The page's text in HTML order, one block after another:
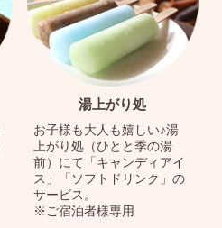
湯上がり処
お子様も大人も嬉しい♪湯
上がり処（ひとと季の湯
前）にて「キャンディアイ
ス」「ソフトドリンク」の
サービス。
※ご宿泊者様専用